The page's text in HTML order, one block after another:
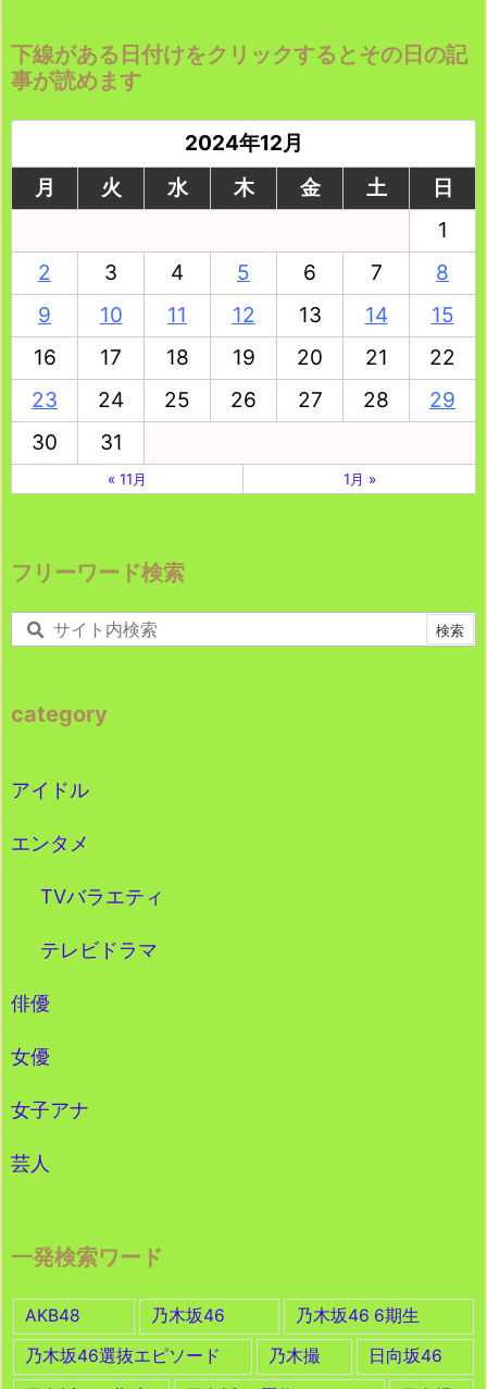
下線がある日付けをクリックするとその日の記
事が読めます
2024年12月
月
火 水 木 金 土
日
1
2
3 4 5 6 7
8
9
10 11 12 13 14
15
16
17 18 19 20 21
22
23
24 25 26 27 28
29
30
31
« 11月 1月 »
フリーワード検索
category
アイドル
エンタメ
TVバラエティ
テレビドラマ
俳優
女優
女子アナ
芸人
一発検索ワード
AKB48 乃木坂46
乃木坂46 6期生
乃木坂46選抜エピソード
乃木撮
日向坂46